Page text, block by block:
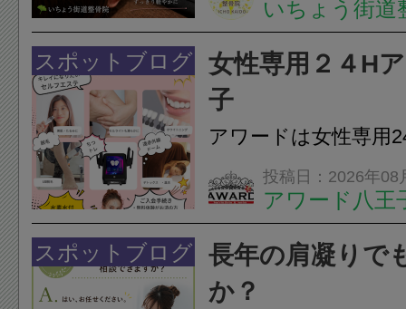
は、顎の痛みや疲れ
フェイスラインの張
のこわばり・頭痛や
ながることがありま
いちょう街道
スポットブログ
女性専用２４H
子
アワードは女性専用
フエステを 思いっ
開催中
投稿日：2026年08
アワード八王
24時間ジム&
脱毛
スポットブログ
長年の肩凝りで
か？